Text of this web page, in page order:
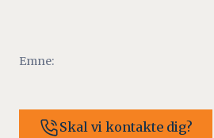
Emne:
Skal vi kontakte dig?